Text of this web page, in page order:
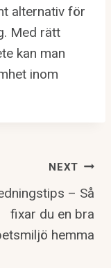
alternativ för
Med rätt
kan man
inom
NEXT
– Så
fixar du en bra
hemma